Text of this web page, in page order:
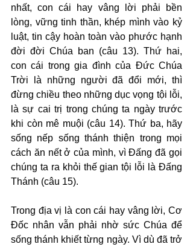
nhất, con cái hay vâng lời phải bền
lòng, vững tinh thần, khép mình vào kỷ
luật, tin cậy hoàn toàn vào phước hạnh
đời đời Chúa ban (câu 13). Thứ hai,
con cái trong gia đình của Đức Chúa
Trời là những người đã đổi mới, thì
đừng chiều theo những dục vọng tội lỗi,
là sự cai trị trong chúng ta ngày trước
khi còn mê muội (câu 14). Thứ ba, hãy
sống nếp sống thánh thiện trong mọi
cách ăn nết ở của mình, vì Đấng đã gọi
chúng ta ra khỏi thế gian tội lỗi là Đấng
Thánh (câu 15).
Trong địa vị là con cái hay vâng lời, Cơ
Đốc nhân vẫn phải nhờ sức Chúa để
sống thánh khiết từng ngày. Vì dù đã trở